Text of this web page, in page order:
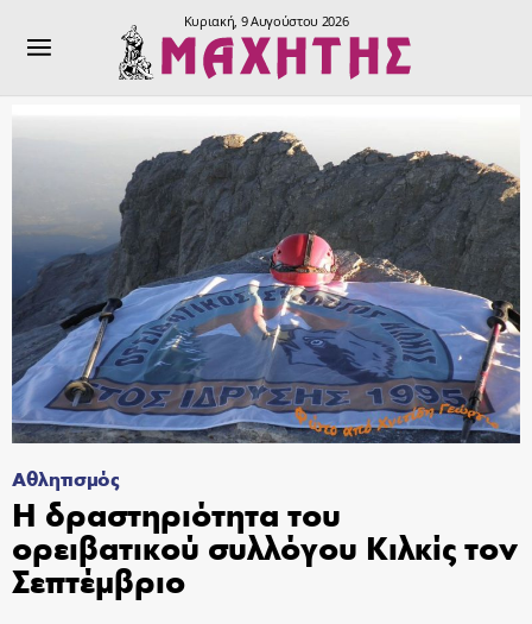
Κυριακή, 9 Αυγούστου 2026
Αθλητισμός
Η δραστηριότητα του
ορειβατικού συλλόγου Κιλκίς τον
Σεπτέμβριο